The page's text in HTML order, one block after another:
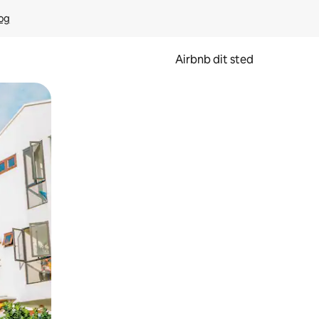
Airbnb dit sted